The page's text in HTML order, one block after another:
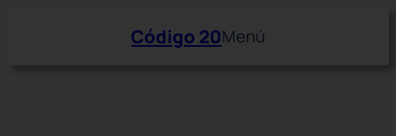
Código 20Menú